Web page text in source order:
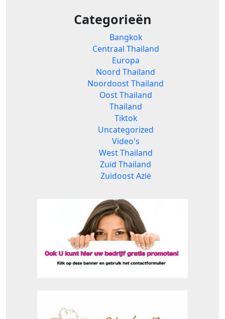
Categorieën
Bangkok
Centraal Thailand
Europa
Noord Thailand
Noordoost Thailand
Oost Thailand
Thailand
Tiktok
Uncategorized
Video's
West Thailand
Zuid Thailand
Zuidoost Azië